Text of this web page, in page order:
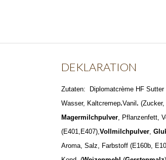
DEKLARATION
Zutaten: Diplomatcrème HF Sutter
Wasser, Kaltcremep.Vanil . (Zucker,
Magermilchpulver, Pflanzenfett,
(E401,E407),Vollmilchpulver,
Aroma, Salz, Farbstoff (E160b,